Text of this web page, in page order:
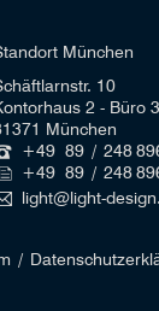
München
10
2 - Büro
München
+49 89 / 248
+49 89 / 248
light@light-
/